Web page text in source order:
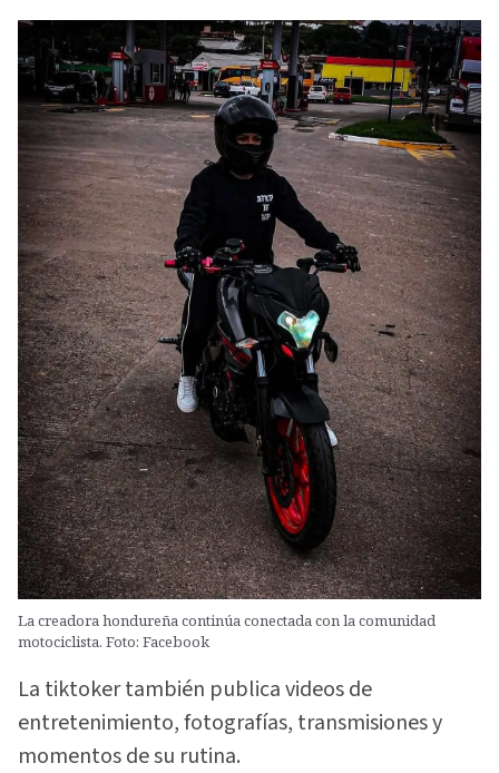
La creadora hondureña continúa conectada con la comunidad
motociclista. Foto: Facebook
La tiktoker también publica videos de
entretenimiento, fotografías, transmisiones y
momentos de su rutina.